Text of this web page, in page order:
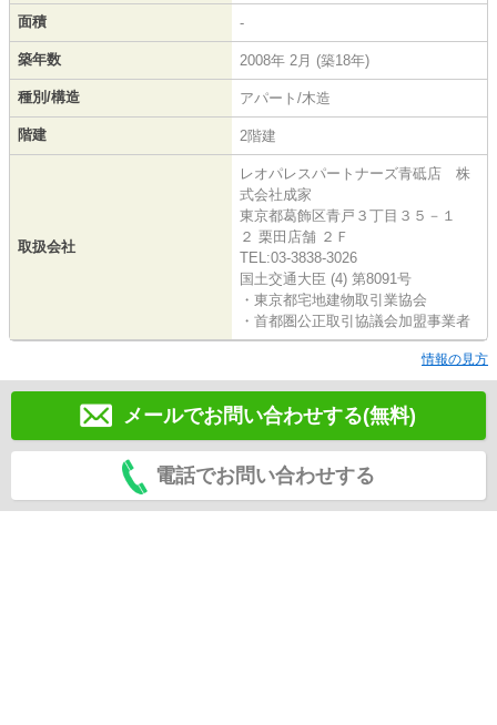
面積 -
築年数 2008年 2月 (築18年)
種別/構造 アパート/木造
階建 2階建
取扱会社
レオパレスパートナーズ青砥店 株
式会社成家
東京都葛飾区青戸３丁目３５－１
２ 栗田店舗 ２Ｆ
TEL:03-3838-3026
国土交通大臣 (4) 第8091号
・東京都宅地建物取引業協会
・首都圏公正取引協議会加盟事業者
情報の見方
メールでお問い合わせする(無料)
電話でお問い合わせする